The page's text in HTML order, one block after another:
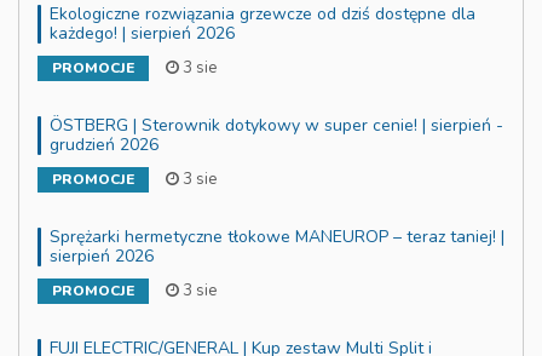
Ekologiczne rozwiązania grzewcze od dziś dostępne dla
każdego! | sierpień 2026
PROMOCJE 3 sie
ÖSTBERG | Sterownik dotykowy w super cenie! | sierpień -
grudzień 2026
PROMOCJE 3 sie
Sprężarki hermetyczne tłokowe MANEUROP – teraz taniej! |
sierpień 2026
PROMOCJE 3 sie
FUJI ELECTRIC/GENERAL | Kup zestaw Multi Split i